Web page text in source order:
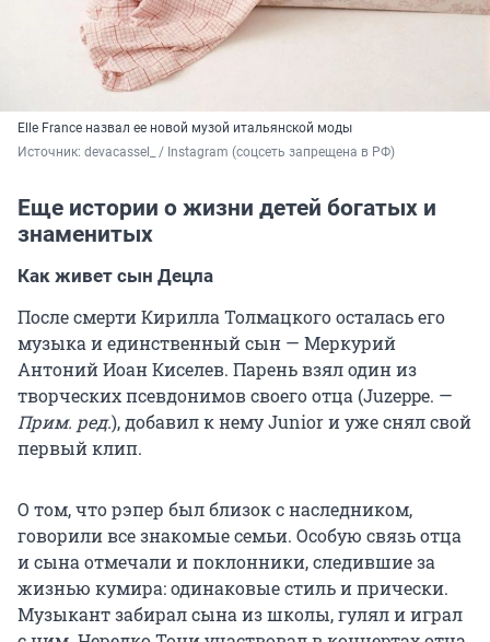
Elle France назвал ее новой музой итальянской моды
Источник: devacassel_ / Instagram (соцсеть запрещена в РФ)
Еще истории о жизни детей богатых и
знаменитых
Как живет сын Децла
После смерти Кирилла Толмацкого осталась его
музыка и единственный сын — Меркурий
Антоний Иоан Киселев. Парень взял один из
творческих псевдонимов своего отца (Juzeppe. —
Прим. ред.), добавил к нему Junior и уже снял свой
первый клип.
О том, что рэпер был близок с наследником,
говорили все знакомые семьи. Особую связь отца
и сына отмечали и поклонники, следившие за
жизнью кумира: одинаковые стиль и прически.
Музыкант забирал сына из школы, гулял и играл